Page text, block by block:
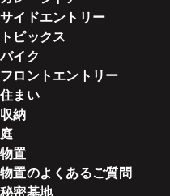
サイドエントリー
トピックス
バイク
フロントエントリー
住まい
収納
庭
物置
物置のよくあるご質問
秘密基地